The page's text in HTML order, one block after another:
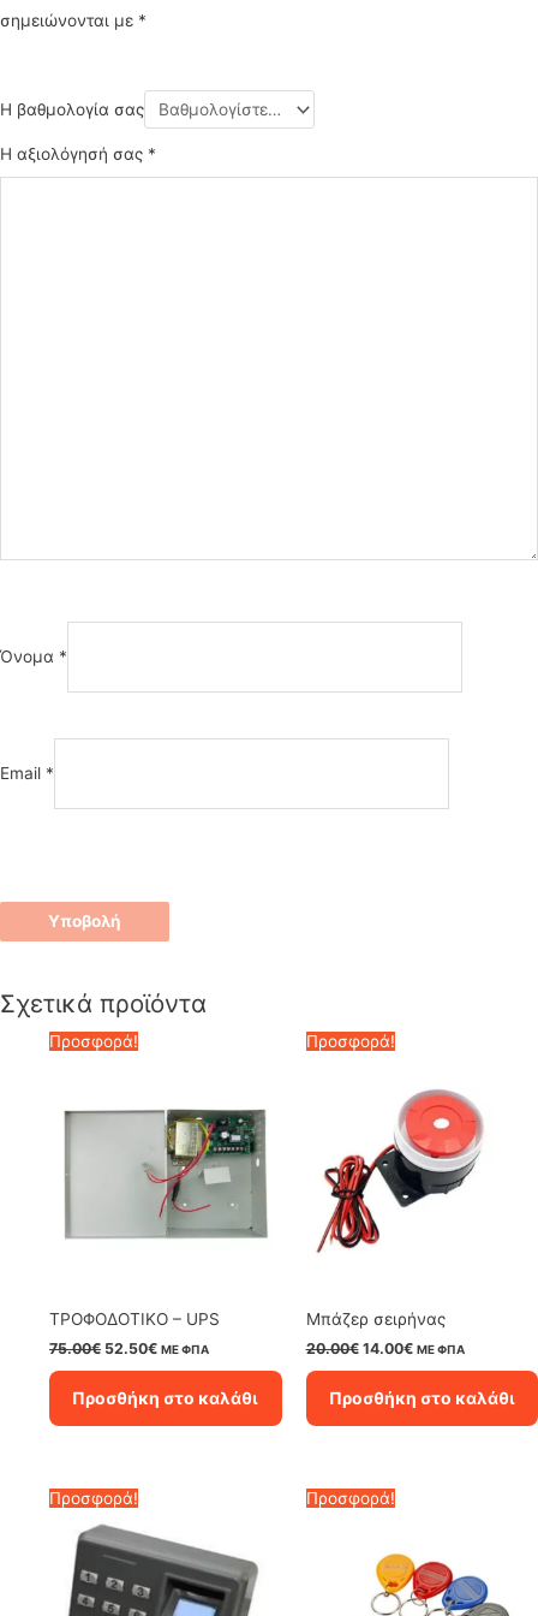
σημειώνονται με *
Η βαθμολογία σας
Η αξιολόγησή σας *
Όνομα *
Email *
Σχετικά προϊόντα
Προσφορά!
ΤΡΟΦΟΔΟΤΙΚΟ – UPS
75.00€ Original
price
75.00€.
52.50€Η
τρέχουσα
είναι:
52.50€.
ΜΕ ΦΠΑ
Προσθήκη στο καλάθι
Προσφορά!
Μπάζερ σειρήνας
20.00€ Original
price
20.00€.
14.00€Η
τρέχουσα
είναι:
14.00€.
ΜΕ ΦΠΑ
Προσθήκη στο καλάθι
Προσφορά! Προσφορά!